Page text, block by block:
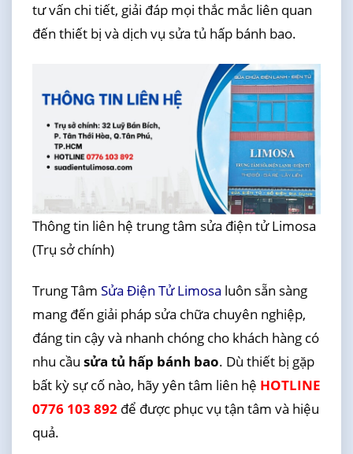
tư vấn chi tiết, giải đáp mọi thắc mắc liên quan
đến thiết bị và dịch vụ sửa tủ hấp bánh bao.
Thông tin liên hệ trung tâm sửa điện tử Limosa
(Trụ sở chính)
Trung Tâm Sửa Điện Tử Limosa luôn sẵn sàng
mang đến giải pháp sửa chữa chuyên nghiệp,
đáng tin cậy và nhanh chóng cho khách hàng có
nhu cầu sửa tủ hấp bánh bao. Dù thiết bị gặp
bất kỳ sự cố nào, hãy yên tâm liên hệ HOTLINE
0776 103 892để được phục vụ tận tâm và hiệu
quả.